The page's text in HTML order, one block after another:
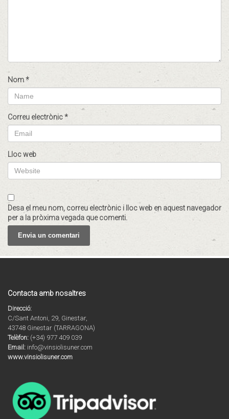
Nom*
Correu electrònic*
Lloc web
Desa el meu nom, correu electrònic i lloc web en aquest navegador
per a la pròxima vegada que comenti.
Contacta amb nosaltres
Direcció:
C/Sant Antoni, 29, Ginestar,
43748 Ginestar (TARRAGONA)
Telèfon: (+34) 977 409 039
Email: info@vinsiolisuner.com
www.vinsiolisuner.com